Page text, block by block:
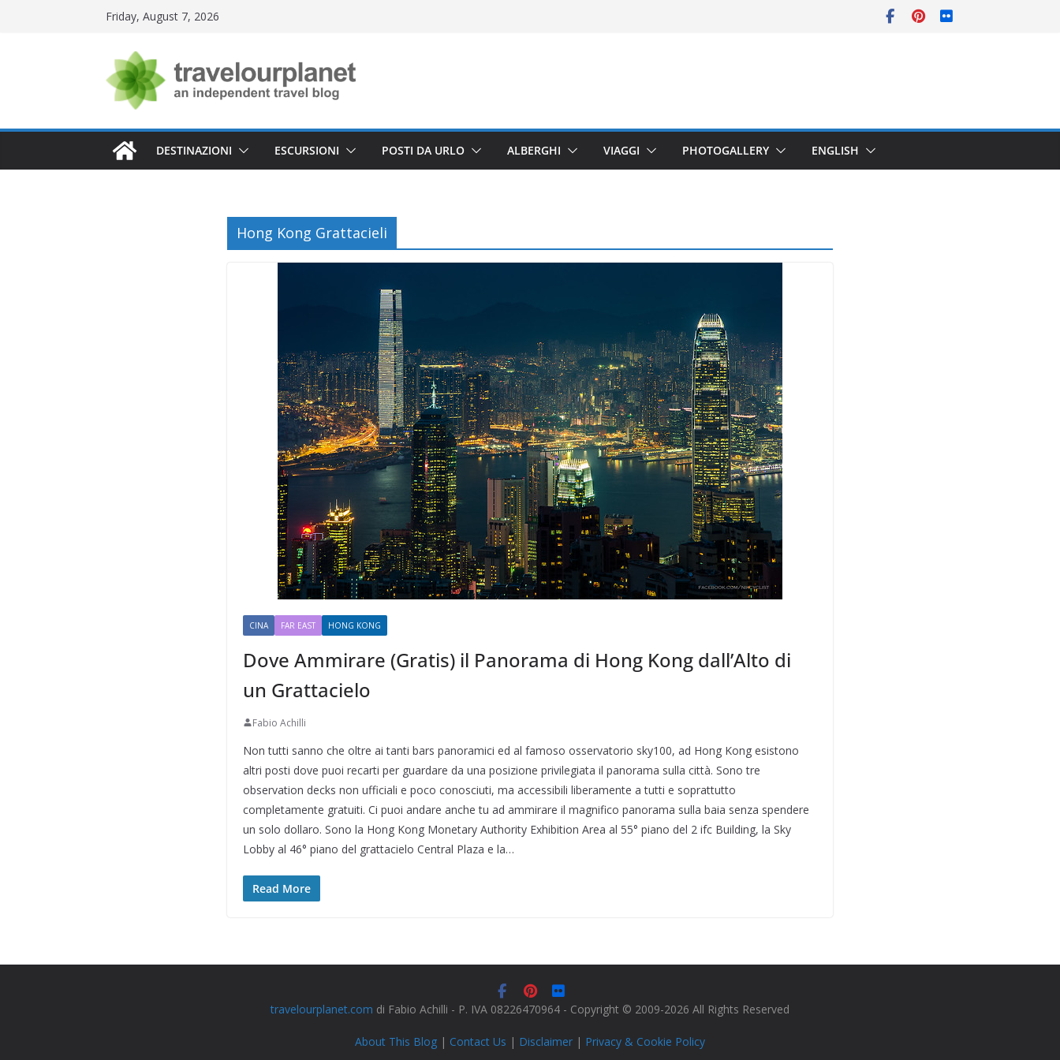
Friday, August 7, 2026
DESTINAZIONI ESCURSIONI POSTI DA URLO ALBERGHI VIAGGI PHOTOGALLERY ENGLISH
Hong Kong Grattacieli
CINA FAR EAST HONG KONG
Dove Ammirare (Gratis) il Panorama di Hong Kong dall’Alto di
un Grattacielo
Fabio Achilli
Non tutti sanno che oltre ai tanti bars panoramici ed al famoso osservatorio sky100, ad Hong Kong esistono
altri posti dove puoi recarti per guardare da una posizione privilegiata il panorama sulla città. Sono tre
observation decks non ufficiali e poco conosciuti, ma accessibili liberamente a tutti e soprattutto
completamente gratuiti. Ci puoi andare anche tu ad ammirare il magnifico panorama sulla baia senza spendere
un solo dollaro. Sono la Hong Kong Monetary Authority Exhibition Area al 55° piano del 2 ifc Building, la Sky
Lobby al 46° piano del grattacielo Central Plaza e la…
Read More
travelourplanet.com di Fabio Achilli - P. IVA 08226470964 - Copyright © 2009-2026 All Rights Reserved
About This Blog | Contact Us | Disclaimer | Privacy & Cookie Policy